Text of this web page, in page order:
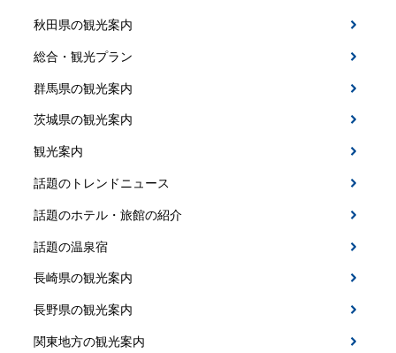
秋田県の観光案内
総合・観光プラン
群馬県の観光案内
茨城県の観光案内
観光案内
話題のトレンドニュース
話題のホテル・旅館の紹介
話題の温泉宿
長崎県の観光案内
長野県の観光案内
関東地方の観光案内